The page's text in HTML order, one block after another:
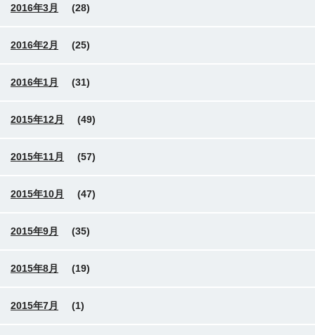
2016年3月 (28)
2016年2月 (25)
2016年1月 (31)
2015年12月 (49)
2015年11月 (57)
2015年10月 (47)
2015年9月 (35)
2015年8月 (19)
2015年7月 (1)